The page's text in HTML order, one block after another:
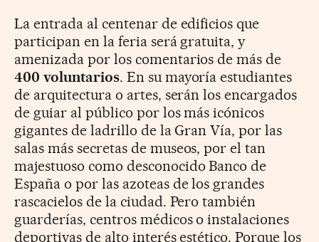
La entrada al centenar de edificios que
participan en la feria será gratuita, y
amenizada por los comentarios de más de
400 voluntarios. En su mayoría estudiantes
de arquitectura o artes, serán los encargados
de guiar al público por los más icónicos
gigantes de ladrillo de la Gran Vía, por las
salas más secretas de museos, por el tan
majestuoso como desconocido Banco de
España o por las azoteas de los grandes
rascacielos de la ciudad. Pero también
guarderías, centros médicos o instalaciones
deportivas de alto interés estético. Porque los